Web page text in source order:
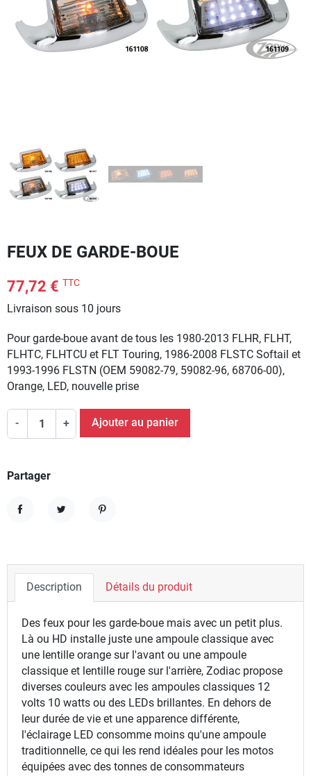
FEUX DE GARDE-BOUE
77,72 € TTC
Livraison sous 10 jours
Pour garde-boue avant de tous les 1980-2013 FLHR, FLHT,
FLHTC, FLHTCU et FLT Touring, 1986-2008 FLSTC Softail et
1993-1996 FLSTN (OEM 59082-79, 59082-96, 68706-00),
Orange, LED, nouvelle prise
- + Ajouter au panier
Partager
Description Détails du produit
Des feux pour les garde-boue mais avec un petit plus.
Là ou HD installe juste une ampoule classique avec
une lentille orange sur l'avant ou une ampoule
classique et lentille rouge sur l'arrière, Zodiac propose
diverses couleurs avec les ampoules classiques 12
volts 10 watts ou des LEDs brillantes. En dehors de
leur durée de vie et une apparence différente,
l'éclairage LED consomme moins qu'une ampoule
traditionnelle, ce qui les rend idéales pour les motos
équipées avec des tonnes de consommateurs